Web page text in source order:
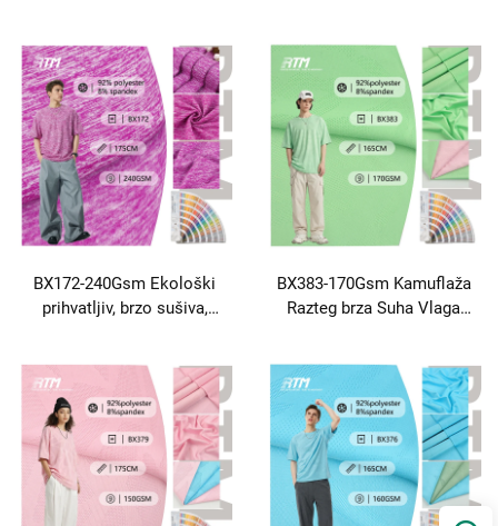
nošenje Yoga Nošenje
rezervoari
poliester spandeks tkanina
za sportske prsluke Sportski
setovi Yoga setovi
BX172-240Gsm Ekološki
prihvatljiv, brzo sušiva,
kationska tkanina za
sportsko odijevanje, yoga
setovi
BX383-170Gsm Kamuflaža
Razteg brza Suha Vlaga
tkanina za sportsko odijelo
Sportski spremnici